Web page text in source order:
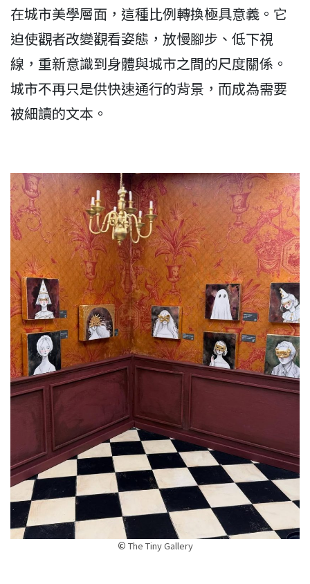
在城市美學層面，這種比例轉換極具意義。它
迫使觀者改變觀看姿態，放慢腳步、低下視
線，重新意識到身體與城市之間的尺度關係。
城市不再只是供快速通行的背景，而成為需要
被細讀的文本。
© The Tiny Gallery